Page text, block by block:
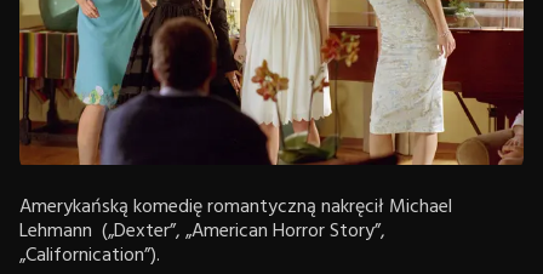
Amerykańską komedię romantyczną nakręcił Michael
Lehmann („Dexter”, „American Horror Story”,
„Californication”).